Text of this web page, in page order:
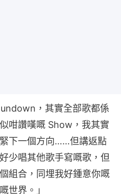
，其實全部歌都係
咁讚嘆嘅 Show，我其實
下一個方向……但講返點
少唱其他歌手寫嘅歌，但
組合，同埋我好鍾意你嘅
世界。」